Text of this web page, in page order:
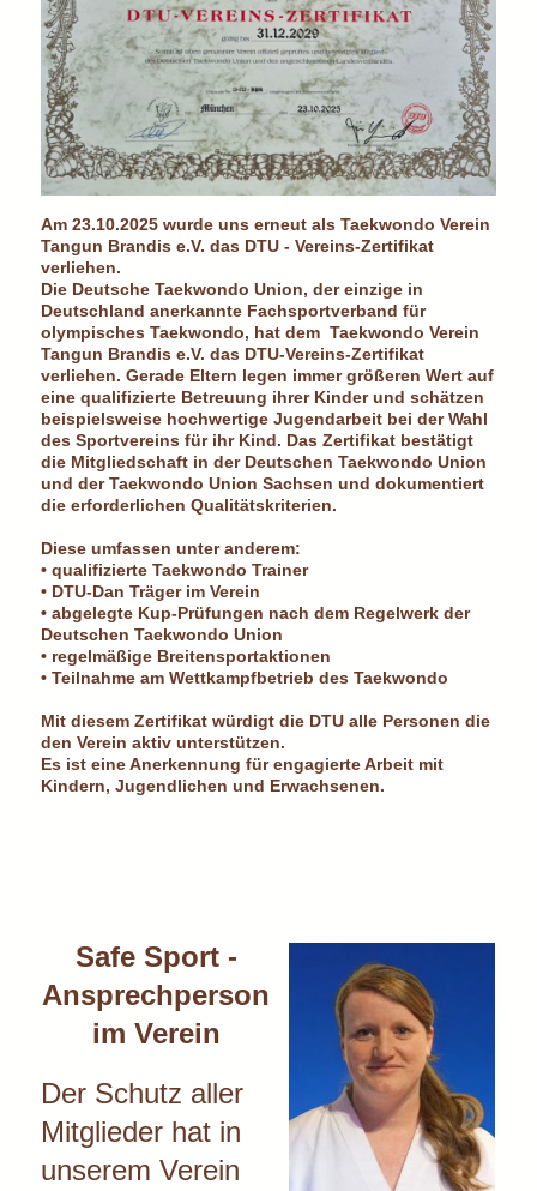
Am 23.10.2025 wurde uns erneut als Taekwondo Verein
Tangun Brandis e.V. das DTU - Vereins-Zertifikat
verliehen.
Die Deutsche Taekwondo Union, der einzige in
Deutschland anerkannte Fachsportverband für
olympisches Taekwondo, hat dem Taekwondo Verein
Tangun Brandis e.V. das DTU-Vereins-Zertifikat
verliehen. Gerade Eltern legen immer größeren Wert auf
eine qualifizierte Betreuung ihrer Kinder und schätzen
beispielsweise hochwertige Jugendarbeit bei der Wahl
des Sportvereins für ihr Kind. Das Zertifikat bestätigt
die Mitgliedschaft in der Deutschen Taekwondo Union
und der Taekwondo Union Sachsen und dokumentiert
die erforderlichen Qualitätskriterien.
Diese umfassen unter anderem:
• qualifizierte Taekwondo Trainer
• DTU-Dan Träger im Verein
• abgelegte Kup-Prüfungen nach dem Regelwerk der
Deutschen Taekwondo Union
• regelmäßige Breitensportaktionen
• Teilnahme am Wettkampfbetrieb des Taekwondo
Mit diesem Zertifikat würdigt die DTU alle Personen die
den Verein aktiv unterstützen.
Es ist eine Anerkennung für engagierte Arbeit mit
Kindern, Jugendlichen und Erwachsenen.
Safe Sport -
Ansprechperson
im Verein
Der Schutz aller
Mitglieder hat in
unserem Verein